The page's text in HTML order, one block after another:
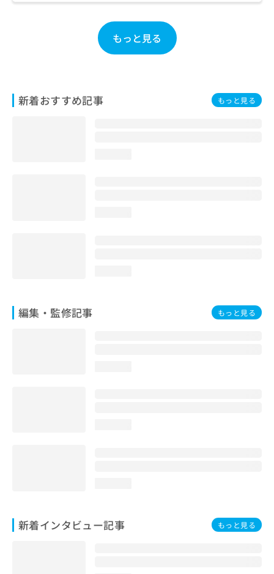
もっと見る
新着おすすめ記事 もっと見る
編集・監修記事 もっと見る
新着インタビュー記事 もっと見る
こ
ち